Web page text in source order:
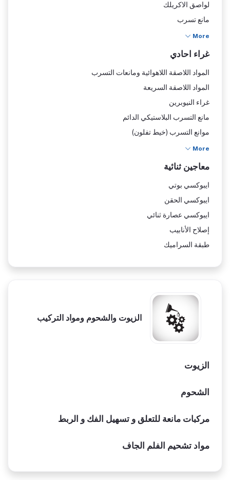
لواصق الاكريلك
مانع تسرب
لواصق تحت الماء
More
غراء احادي
المواد اللاصقة اللاهوائية ومانعات التسرب
المواد اللاصقة السريعة
غراء النيوبرين
مانع التسرب البلاستيكي الدائم
موانع التسرب (خيط تفلون)
بولي يورثين
موانع التسرب (غراء المسامير)
تثبيت الرمان بيللي
More
معاجين ثنائية
ايبوكسي بوتي
ايبوكسي الحقن
ايبوكسي عصارة ثنائي
إصلاح الأنابيب
طبقة السراميك
الزيوت والشحوم ومواد التركيب
الزيوت
الشحوم
مركبات مانعة للتعلق و تسهيل الفك و الربط
مواد تشحيم الفلم الجاف